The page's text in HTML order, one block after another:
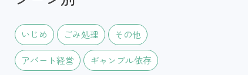
いじめ ごみ処理 その他
アパート経営 ギャンブル依存